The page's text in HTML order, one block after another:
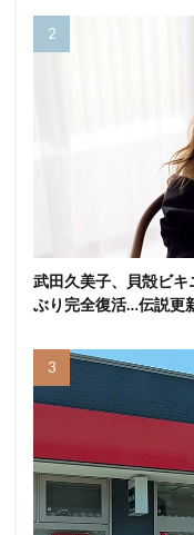
武田久美子、貝殻ビ
ぶり完全復活…伝説更